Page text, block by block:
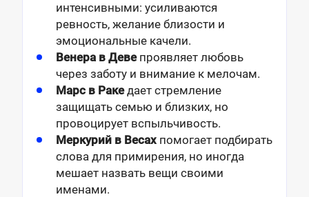
интенсивными: усиливаются
ревность, желание близости и
эмоциональные качели.
Венера в Девепроявляет любовь
через заботу и внимание к мелочам.
Марс в Ракедает стремление
защищать семью и близких, но
провоцирует вспыльчивость.
Меркурий в Весах помогает подбирать
слова для примирения, но иногда
мешает назвать вещи своими
именами.